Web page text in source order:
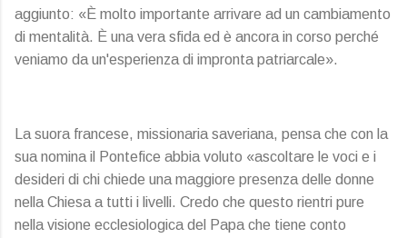
aggiunto: «È molto importante arrivare ad un cambiamento
di mentalità. È una vera sfida ed è ancora in corso perché
veniamo da un'esperienza di impronta patriarcale».
La suora francese, missionaria saveriana, pensa che con la
sua nomina il Pontefice abbia voluto «ascoltare le voci e i
desideri di chi chiede una maggiore presenza delle donne
nella Chiesa a tutti i livelli. Credo che questo rientri pure
nella visione ecclesiologica del Papa che tiene conto